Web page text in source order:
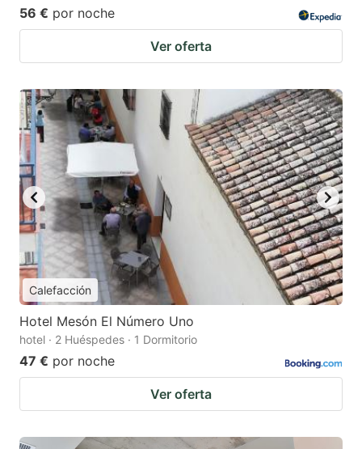
56 € por noche
Ver oferta
Calefacción
Hotel Mesón El Número Uno
hotel · 2 Huéspedes · 1 Dormitorio
47 € por noche
Ver oferta